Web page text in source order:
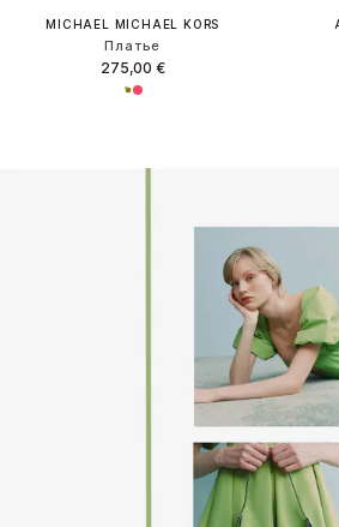
MICHAEL MICHAEL KORS
Платье
275,00 €